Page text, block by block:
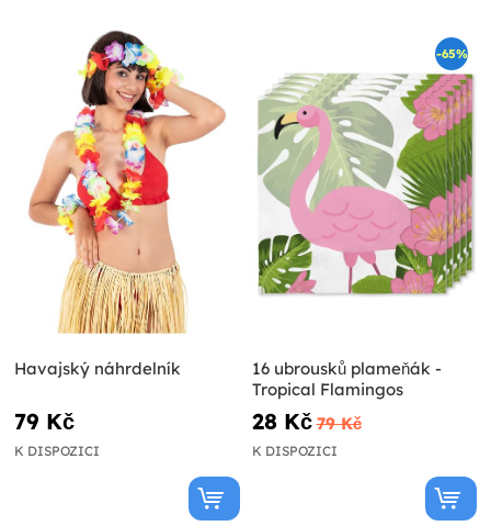
Havajský náhrdelník
79 Kč
K DISPOZICI
-65%
16 ubrousků plameňák -
Tropical Flamingos
28 Kč 79 Kč
K DISPOZICI